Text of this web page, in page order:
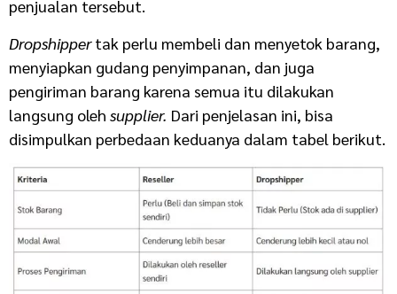
penjualan tersebut.
Dropshippertak perlu membeli dan menyetok barang,
menyiapkan gudang penyimpanan, dan juga
pengiriman barang karena semua itu dilakukan
langsung oleh supplier. Dari penjelasan ini, bisa
disimpulkan perbedaan keduanya dalam tabel berikut.